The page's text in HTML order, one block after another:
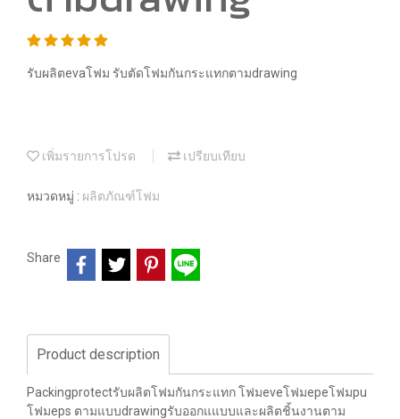
รับผลิตevaโฟม รับตัดโฟมกันกระแทกตามdrawing
เพิ่มรายการโปรด เปรียบเทียบ
หมวดหมู่ : ผลิตภัณฑ์โฟม
Share
Product description
Packingprotectรับผลิตโฟมกันกระแทก โฟมeveโฟมepeโฟมpu
โฟมeps ตามแบบdrawingรับออกแแบบและผลิตชิ้นงานตาม